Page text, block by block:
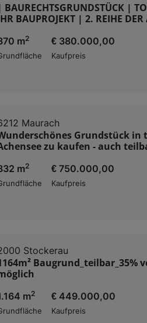
BAURECHTSGRUNDSTÜCK |
BAUPROJEKT | 2. REIHE
m2
€ 380.000,00
Kaufpreis
Maurach
Grundstück in
zu kaufen - auch
m2
€ 750.000,00
Kaufpreis
Stockerau
Baugrund_teilbar_35%
m2
€ 449.000,00
Kaufpreis